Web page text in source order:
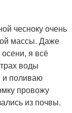
чесноку очень
массы. Даже
я всё
воды
и поливаю
провожу
из почвы.